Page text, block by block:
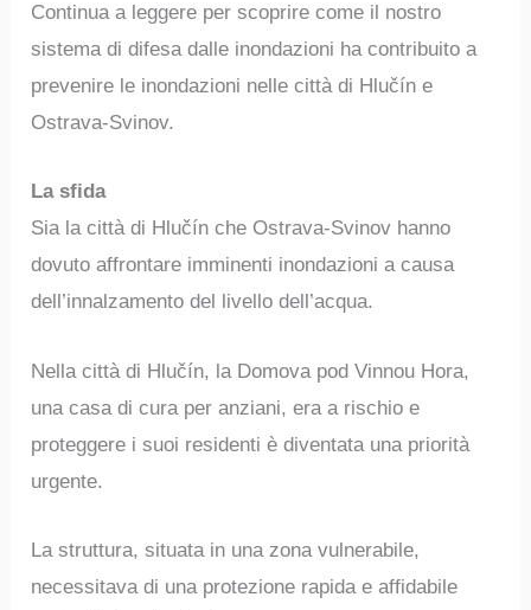
Continua a leggere per scoprire come il nostro
sistema di difesa dalle inondazioni ha contribuito a
prevenire le inondazioni nelle città di Hlučín e
Ostrava-Svinov.
La sfida
Sia la città di Hlučín che Ostrava-Svinov hanno
dovuto affrontare imminenti inondazioni a causa
dell’innalzamento del livello dell’acqua.
Nella città di Hlučín, la Domova pod Vinnou Hora,
una casa di cura per anziani, era a rischio e
proteggere i suoi residenti è diventata una priorità
urgente.
La struttura, situata in una zona vulnerabile,
necessitava di una protezione rapida e affidabile